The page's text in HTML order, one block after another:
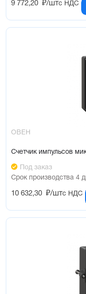
9 772,20 ₽/штс НДС
ОВЕН
Счетчик импульсов
Под заказ
Срок производства 4
10 632,30 ₽/штс НДС